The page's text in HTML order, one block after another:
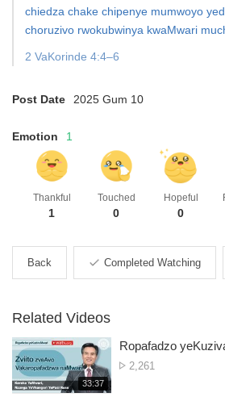
chiedza chake chipenye mumwoyo
choruzivo rwokubwinya kwaMwari
2 VaKorinde 4:4–6
Post Date 2025 Gum 10
Emotion 1
Thankful
1
Touched
0
Hopeful
0
Back Completed Watching
Related Videos
재
생
33:37
Ropafadzo
No.
2,261